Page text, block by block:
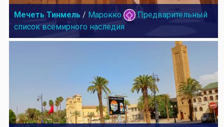
Мечеть Тинмель / Марокко
Предварительный
список всемирного наследия